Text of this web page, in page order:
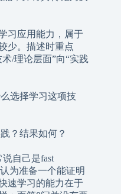
习应用能力，属于
少。描述时重点
/理论层面”向“实践
选择学习这项技
？结果如何？
说自己是fast
为准备一个能证明
速学习的能力在于